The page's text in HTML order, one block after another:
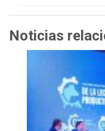
Noticias